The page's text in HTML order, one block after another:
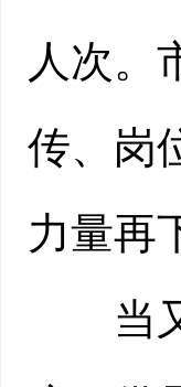
人次。
传、岗
力量再
当又